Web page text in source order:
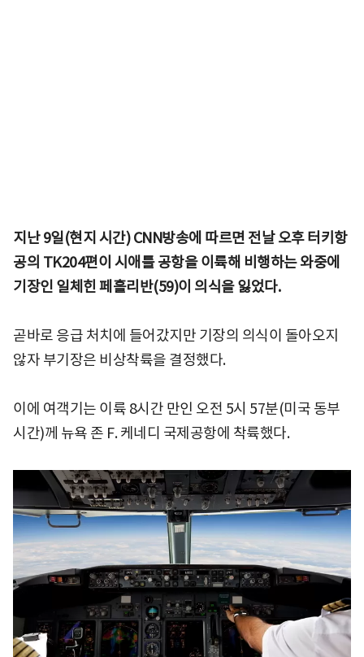
지난 9일(현지 시간) CNN방송에 따르면 전날 오후 터키항
공의 TK204편이 시애틀 공항을 이륙해 비행하는 와중에
기장인 일체힌 페흘리반(59)이 의식을 잃었다.
곧바로 응급 처치에 들어갔지만 기장의 의식이 돌아오지
않자 부기장은 비상착륙을 결정했다.
이에 여객기는 이륙 8시간 만인 오전 5시 57분(미국 동부
시간)께 뉴욕 존 F. 케네디 국제공항에 착륙했다.